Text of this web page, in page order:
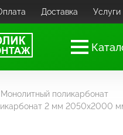
Доставка Услуги
Монолитный поликарбонат
2 мм 2050х2000